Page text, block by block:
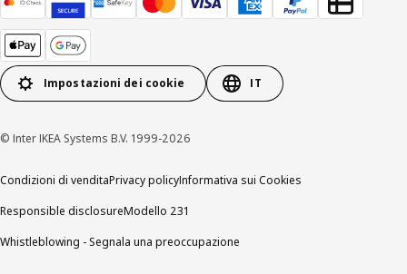
Impostazioni dei cookie IT
© Inter IKEA Systems B.V. 1999-2026
Condizioni di venditaPrivacy policyInformativa sui Cookies
Responsible disclosureModello 231
Whistleblowing - Segnala una preoccupazione